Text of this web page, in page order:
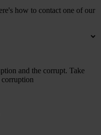
how to contact one of our
and the corrupt. Take